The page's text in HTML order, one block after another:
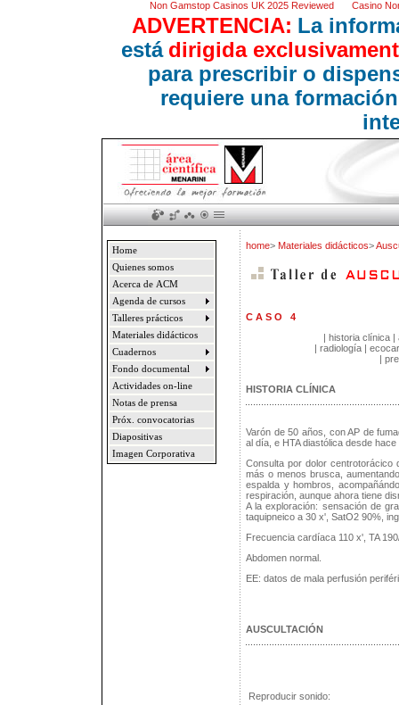
Non Gamstop Casinos UK 2025 Reviewed Casino
ADVERTENCIA: La
está dirigida
para prescribir o
requiere una
Home
Quienes somos
Acerca de ACM
Agenda de cursos
Talleres prácticos
Materiales didácticos
Cuadernos
Fondo documental
Actividades on-line
Notas de prensa
Próx. convocatorias
Diapositivas
Imagen Corporativa
home> Materiales didácticos>
C A S O 4
| historia clínica|
| radiología|
|
HISTORIA CLÍNICA
Varón de 50 años, con AP de
al día, e HTA diastólica desde
Consulta por dolor centrotorácico
más o menos brusca,
espalda y hombros,
respiración, aunque ahora tiene
A la exploración: sensación de
taquipneico a 30 x', SatO2 90%,
Frecuencia cardíaca 110 x', TA
Abdomen normal.
EE: datos de mala perfusión
AUSCULTACIÓN
Reproducir sonido: